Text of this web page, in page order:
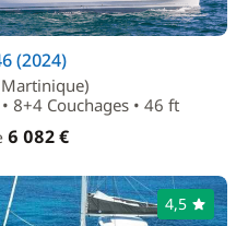
(2024)
8+4 Couchages • 46 ft
6 082 €
4,5